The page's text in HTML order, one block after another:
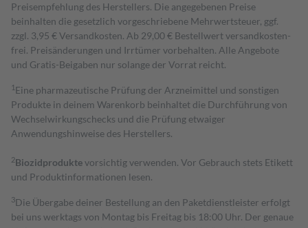
Preisempfehlung des Herstellers. Die angegebenen Preise
beinhalten die gesetzlich vorgeschriebene Mehrwertsteuer, ggf.
zzgl. 3,95 € Versandkosten. Ab 29,00 € Bestell­wert versand­kosten­
frei. Preisänderungen und Irrtümer vorbehalten. Alle Angebote
und Gratis-Beigaben nur solange der Vorrat reicht.
1 Eine pharmazeutische Prüfung der Arzneimittel und sonstigen
Produkte in deinem Warenkorb beinhaltet die Durchführung von
Wechselwirkungschecks und die Prüfung etwaiger
Anwendungshinweise des Herstellers.
2Biozidproduktevorsichtig verwenden. Vor Gebrauch stets Etikett
und Produktinformationen lesen.
3Die Übergabe deiner Bestellung an den Paketdienstleister erfolgt
bei uns werktags von Montag bis Freitag bis 18:00 Uhr. Der genaue